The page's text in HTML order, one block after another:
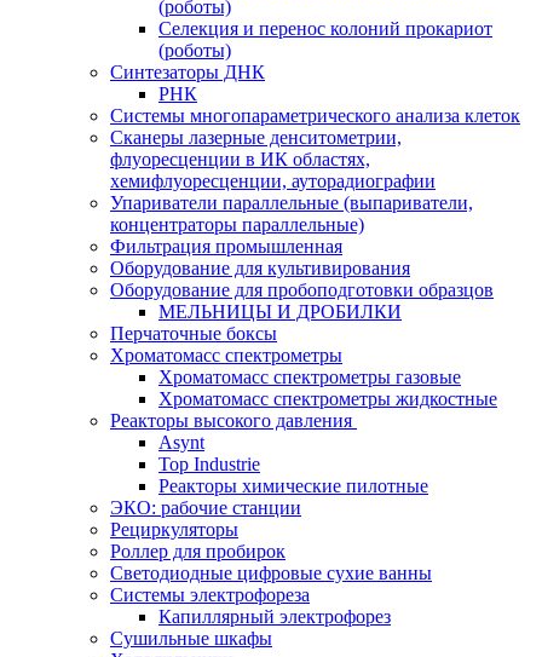
(роботы)
Селекция и перенос колоний прокариот
(роботы)
Синтезаторы ДНК
РНК
Системы многопараметрического анализа клеток
Сканеры лазерные денситометрии,
флуоресценции в ИК областях,
хемифлуоресценции, ауторадиографии
Упариватели параллельные (выпариватели,
концентраторы параллельные)
Фильтрация промышленная
Оборудование для культивирования
Оборудование для пробоподготовки образцов
МЕЛЬНИЦЫ И ДРОБИЛКИ
Перчаточные боксы
Хроматомасс спектрометры
Хроматомасс спектрометры газовые
Хроматомасс спектрометры жидкостные
Реакторы высокого давления
Asynt
Top Industrie
Реакторы химические пилотные
ЭКО: рабочие станции
Рециркуляторы
Роллер для пробирок
Светодиодные цифровые сухие ванны
Системы электрофореза
Капиллярный электрофорез
Сушильные шкафы